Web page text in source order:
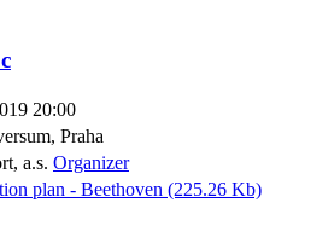
20:00
Praha
a.s. Organizer
plan - Beethoven (225.26 Kb)